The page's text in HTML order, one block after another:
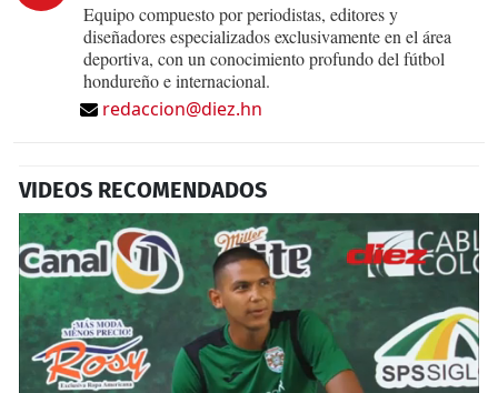
Equipo compuesto por periodistas, editores y
diseñadores especializados exclusivamente en el área
deportiva, con un conocimiento profundo del fútbol
hondureño e internacional.
redaccion@diez.hn
VIDEOS RECOMENDADOS